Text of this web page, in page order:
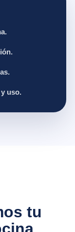
uso.
tu